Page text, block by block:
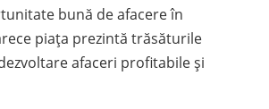
bună de afacere în
piața prezintă trăsăturile
afaceri profitabile și